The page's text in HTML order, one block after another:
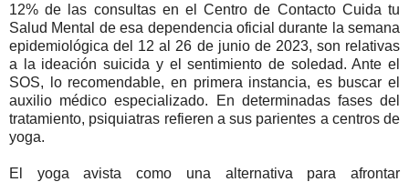
12% de las consultas en el Centro de Contacto Cuida tu
Salud Mental de esa dependencia oficial durante la semana
epidemiológica del 12 al 26 de junio de 2023, son relativas
a la ideación suicida y el sentimiento de soledad. Ante el
SOS, lo recomendable, en primera instancia, es buscar el
auxilio médico especializado. En determinadas fases del
tratamiento, psiquiatras refieren a sus parientes a centros de
yoga.
El yoga avista como una alternativa para afrontar